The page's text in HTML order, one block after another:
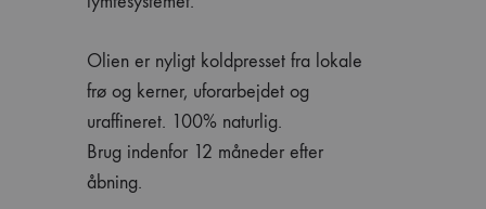
Olien er nyligt koldpresset fra lokale
frø og kerner, uforarbejdet og
uraffineret. 100% naturlig.
Brug indenfor 12 måneder efter
åbning.